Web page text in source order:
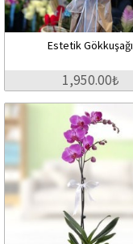
Estetik Gökkuşağı
1,950.00₺